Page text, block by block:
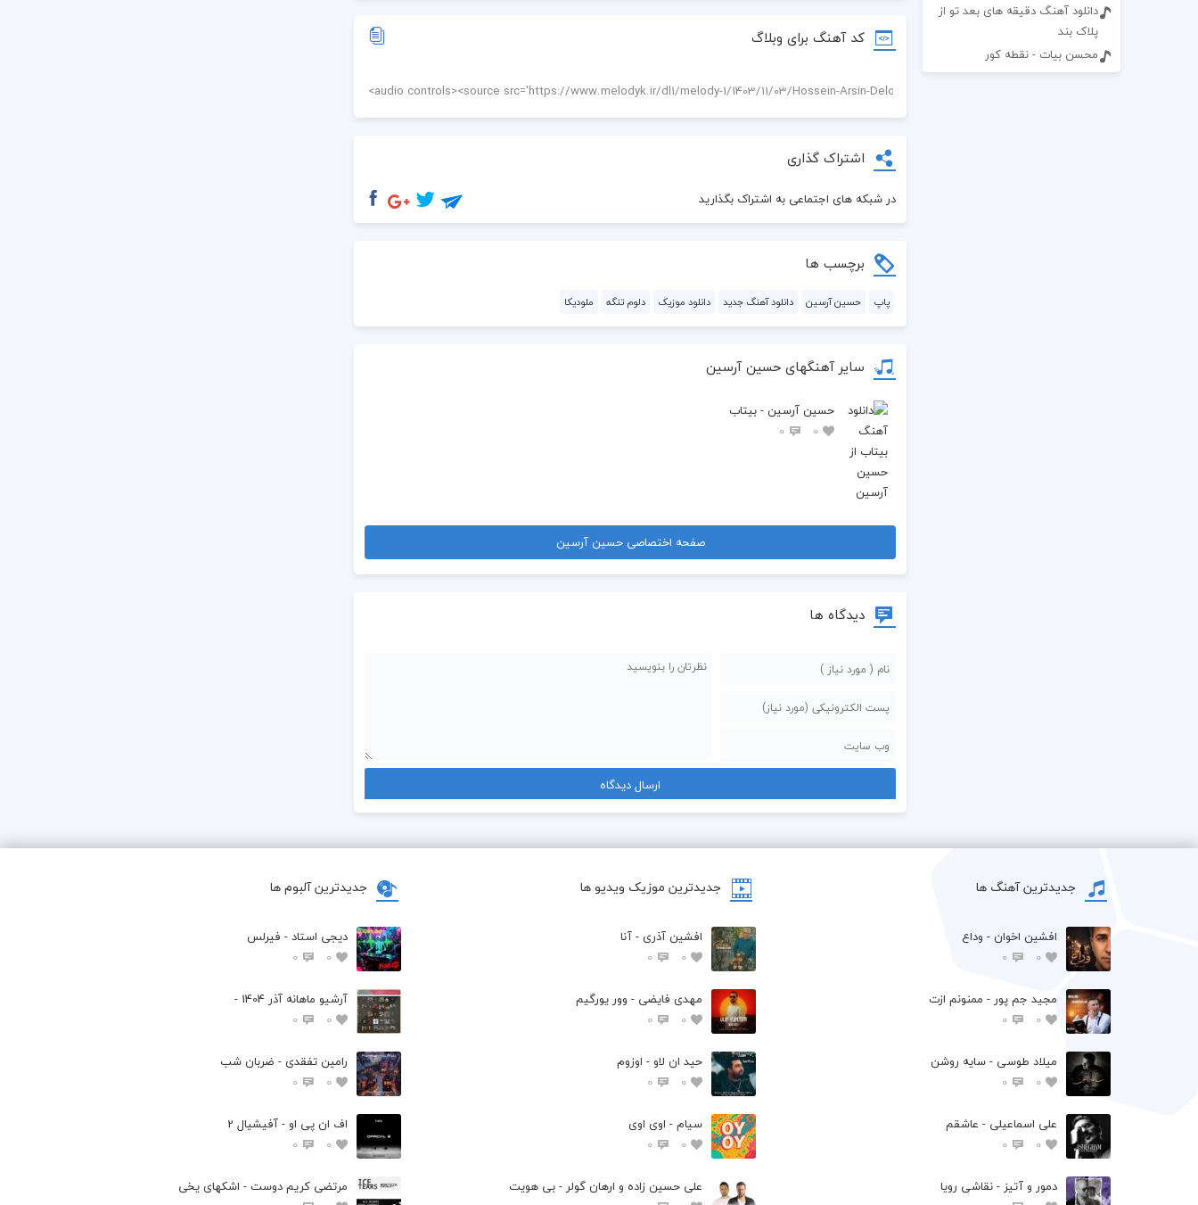
دانلود آهنگ دقیقه های بعد تو از
پلاک بند
محسن بیات - نقطه کور
کد آهنگ برای وبلاگ
اشتراک گذاری
در شبکه های اجتماعی به اشتراک بگذارید
برچسب ها
پاپ حسین آرسین دانلود آهنگ جدید دانلود موزیک دلوم تنگه ملودیکا
سایر آهنگهای حسین آرسین
حسین آرسین - بیتاب
0
0
صفحه اختصاصی حسین آرسین
دیدگاه ها
جدیدترین آهنگ ها
افشين اخوان - وداع
0
0
مجید جم پور - ممنونم ازت
0
0
میلاد طوسی - سایه روشن
0
0
علی اسماعیلی - عاشقم
0
0
دمور و آتیز - نقاشی رویا
جدیدترین موزیک ویدیو ها
افشین آذری - آنا
0
0
مهدی فایضی - وور یورگیم
0
0
حید ان لاو - اوزوم
0
0
سیام - اوی اوی
0
0
علی حسین زاده و ارهان گولر - بی هویت
جدیدترین آلبوم ها
دیجی استاد - فیرلس
0
0
آرشیو ماهانه آذر 1404 -
0
0
رامین تفقدی - ضربان شب
0
0
اف ان پی او - آفیشیال 2
0
0
مرتضی کریم دوست - اشکهای یخی